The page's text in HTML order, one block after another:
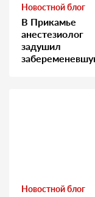
Новостной блог
В Прикамье
анестезиолог
задушил
Новостной блог